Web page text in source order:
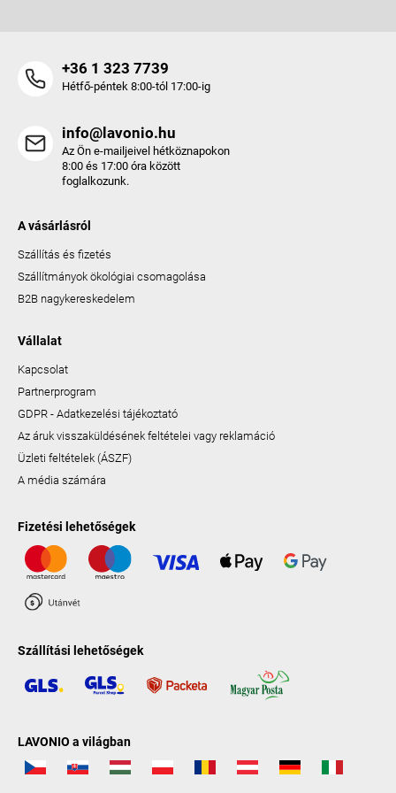
+36 1 323 7739
Hétfő-péntek 8:00-tól 17:00-ig
info@lavonio.hu
Az Ön e-mailjeivel hétköznapokon
8:00 és 17:00 óra között
foglalkozunk.
A vásárlásról
Szállítás és fizetés
Szállítmányok ökológiai csomagolása
B2B nagykereskedelem
Vállalat
Kapcsolat
Partnerprogram
GDPR - Adatkezelési tájékoztató
Az áruk visszaküldésének feltételei vagy reklamáció
Üzleti feltételek (ÁSZF)
A média számára
Fizetési lehetőségek
Szállítási lehetőségek
LAVONIO a világban